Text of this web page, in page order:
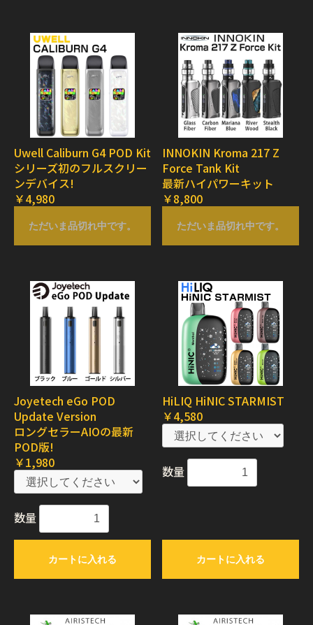
Uwell Caliburn G4 POD Kit
シリーズ初のフルスクリー
ンデバイス!
￥4,980
ただいま品切れ中です。
INNOKIN Kroma 217 Z
Force Tank Kit
最新ハイパワーキット
￥8,800
ただいま品切れ中です。
Joyetech eGo POD
Update Version
ロングセラーAIOの最新
POD版!
￥1,980
数量
カートに入れる
HiLIQ HiNIC STARMIST
￥4,580
数量
カートに入れる